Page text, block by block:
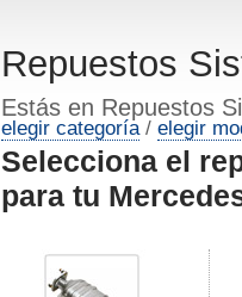
Repuestos
Estás en Repuestos
elegir categoría/ elegir
Selecciona el
para tu